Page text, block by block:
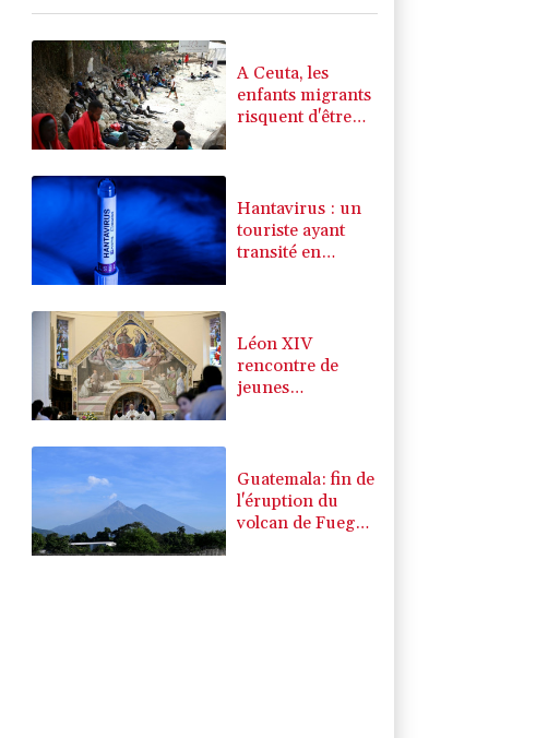
BIOTK
0.46% 4322.09 €
A Ceuta, les
enfants migrants
risquent d'être
avertissent des
ONG
Hantavirus : un
touriste ayant
transité en
en Espagne
(gouvernement
français)
Léon XIV
rencontre de
jeunes
Guatemala: fin de
l'éruption du
volcan de Fuego,